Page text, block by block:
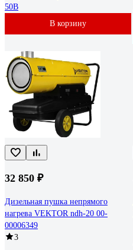
50B
В корзину
32 850 ₽
Дизельная пушка непрямого
нагрева VEKTOR ndh-20 00-
00006349
3